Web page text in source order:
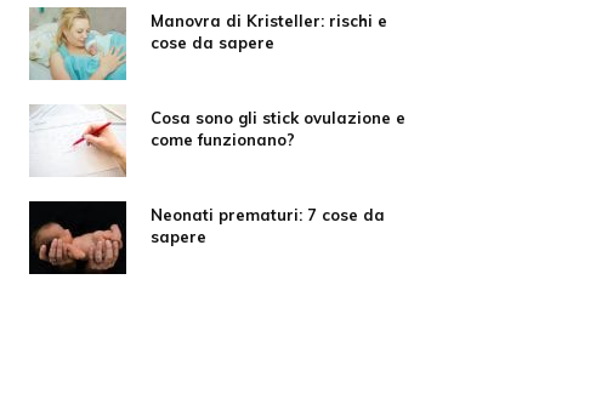
Manovra di Kristeller: rischi e
cose da sapere
Cosa sono gli stick ovulazione e
come funzionano?
Neonati prematuri: 7 cose da
sapere